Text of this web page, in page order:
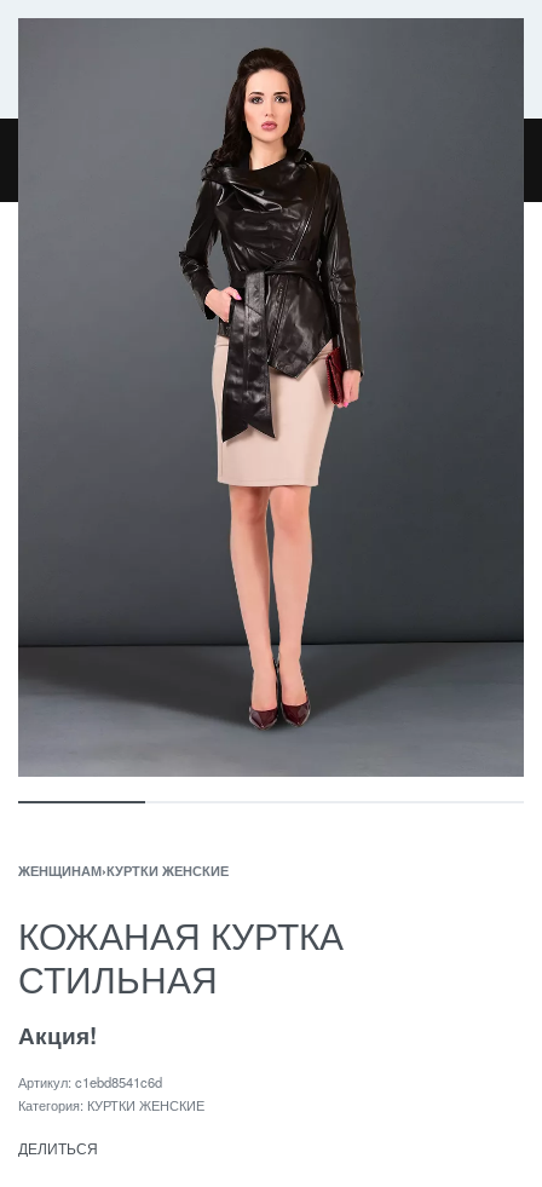
ГЛАВНАЯ
ЖЕНЩИНАМ›КУРТКИ ЖЕНСКИЕ
КОЖАНАЯ КУРТКА
СТИЛЬНАЯ
Акция!
c1ebd8541c6d
Категория: КУРТКИ ЖЕНСКИЕ
ДЕЛИТЬСЯ